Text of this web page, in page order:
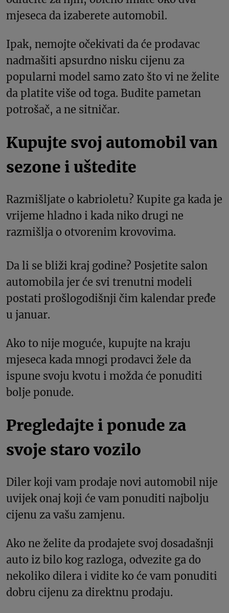
mjeseca da izaberete automobil.
Ipak, nemojte očekivati da će prodavac
nadmašiti apsurdno nisku cijenu za
popularni model samo zato što vi ne želite
da platite više od toga. Budite pametan
potrošač, a ne sitničar.
Kupujte svoj automobil van
sezone i uštedite
Razmišljate o kabrioletu? Kupite ga kada je
vrijeme hladno i kada niko drugi ne
razmišlja o otvorenim krovovima.
Da li se bliži kraj godine? Posjetite salon
automobila jer će svi trenutni modeli
postati prošlogodišnji čim kalendar pređe
u januar.
Ako to nije moguće, kupujte na kraju
mjeseca kada mnogi prodavci žele da
ispune svoju kvotu i možda će ponuditi
bolje ponude.
Pregledajte i ponude za
svoje staro vozilo
Diler koji vam prodaje novi automobil nije
uvijek onaj koji će vam ponuditi najbolju
cijenu za vašu zamjenu.
Ako ne želite da prodajete svoj dosadašnji
auto iz bilo kog razloga, odvezite ga do
nekoliko dilera i vidite ko će vam ponuditi
dobru cijenu za direktnu prodaju.